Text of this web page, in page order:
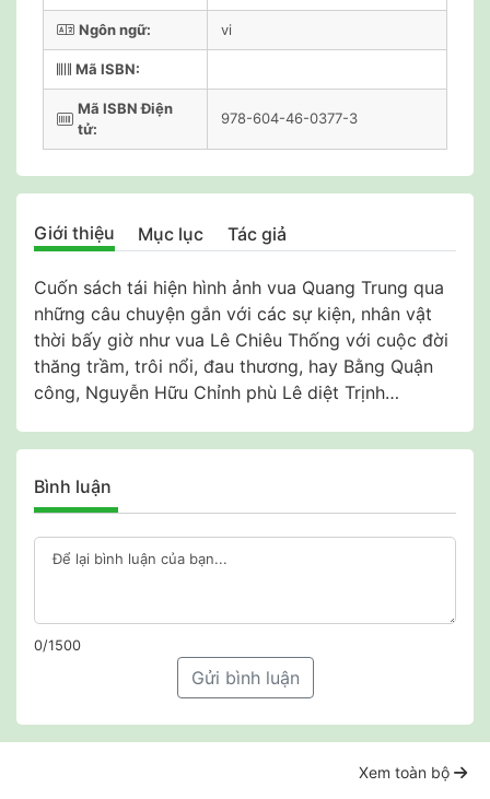
Ngôn ngữ: vi
Mã ISBN:
Mã ISBN Điện
tử:
978-604-46-0377-3
Giới thiệu Mục lục Tác giả
Cuốn sách tái hiện hình ảnh vua Quang Trung qua
những câu chuyện gắn với các sự kiện, nhân vật
thời bấy giờ như vua Lê Chiêu Thống với cuộc đời
thăng trầm, trôi nổi, đau thương, hay Bằng Quận
công, Nguyễn Hữu Chỉnh phù Lê diệt Trịnh…
Bình luận
0/1500
Gửi bình luận
Xem toàn bộ